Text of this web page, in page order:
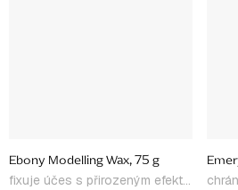
Ebony Modelling Wax, 75 g
fixuje účes s přirozeným efektem